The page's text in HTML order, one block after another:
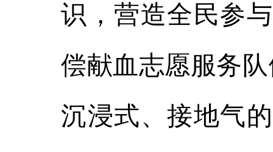
识，营造全民参
偿献血志愿服务
沉浸式、接地气